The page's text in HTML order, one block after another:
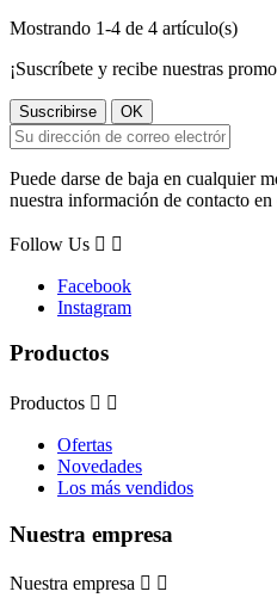
Mostrando 1-4 de 4 artículo(s)
¡Suscríbete y recibe nuestras
Puede darse de baja en cualquier
nuestra información de contacto
Follow Us  
Facebook
Instagram
Productos
Productos  
Ofertas
Novedades
Los más vendidos
Nuestra empresa
Nuestra empresa  